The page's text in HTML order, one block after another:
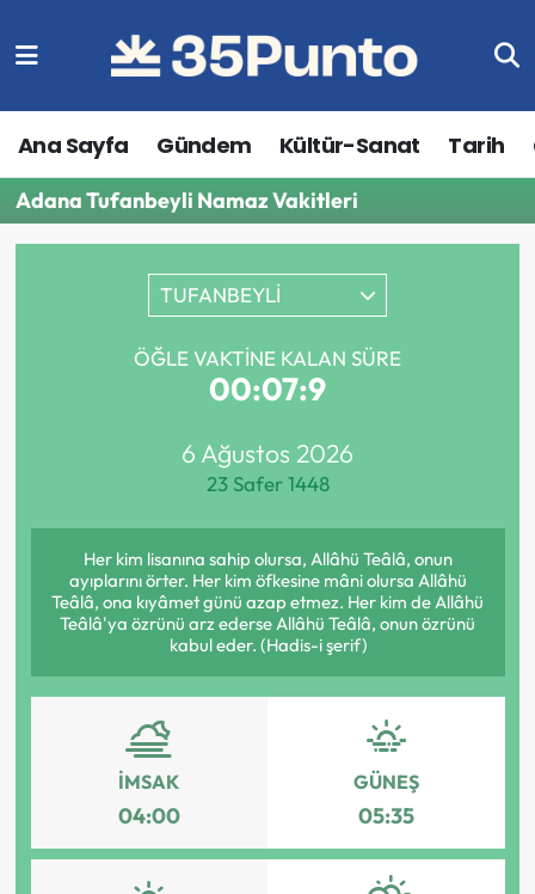
Ana Sayfa Gündem Kültür-Sanat Tarih
Adana Tufanbeyli Namaz Vakitleri
TUFANBEYLİ
ÖĞLE VAKTINE KALAN SÜRE
00:07:9
6 Ağustos 2026
23 Safer 1448
Her kim lisanına sahip olursa, Allâhü Teâlâ, onun
ayıplarını örter. Her kim öfkesine mâni olursa Allâhü
Teâlâ, ona kıyâmet günü azap etmez. Her kim de Allâhü
Teâlâ'ya özrünü arz ederse Allâhü Teâlâ, onun özrünü
kabul eder. (Hadis-i şerif)
İMSAK
04:00
GÜNEŞ
05:35